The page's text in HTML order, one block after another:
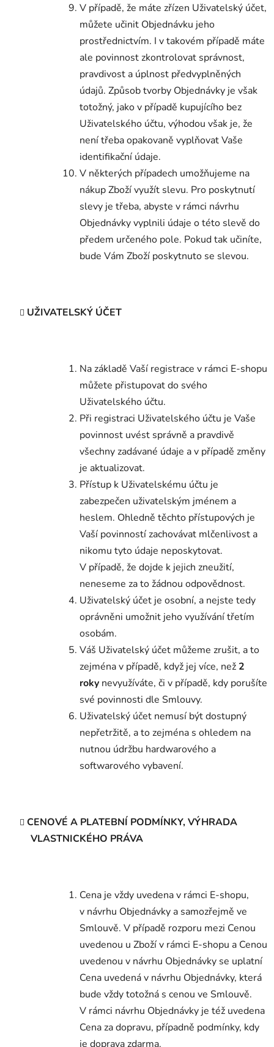
V případě, že máte zřízen Uživatelský účet,
můžete učinit Objednávku jeho
prostřednictvím. I v takovém případě máte
ale povinnost zkontrolovat správnost,
pravdivost a úplnost předvyplněných
údajů. Způsob tvorby Objednávky je však
totožný, jako v případě kupujícího bez
Uživatelského účtu, výhodou však je, že
není třeba opakovaně vyplňovat Vaše
identifikační údaje.
V některých případech umožňujeme na
nákup Zboží využít slevu. Pro poskytnutí
slevy je třeba, abyste v rámci návrhu
Objednávky vyplnili údaje o této slevě do
předem určeného pole. Pokud tak učiníte,
bude Vám Zboží poskytnuto se slevou.
UŽIVATELSKÝ ÚČET
Na základě Vaší registrace v rámci E-shopu
můžete přistupovat do svého
Uživatelského účtu.
Při registraci Uživatelského účtu je Vaše
povinnost uvést správně a pravdivě
všechny zadávané údaje a v případě změny
je aktualizovat.
Přístup k Uživatelskému účtu je
zabezpečen uživatelským jménem a
heslem. Ohledně těchto přístupových je
Vaší povinností zachovávat mlčenlivost a
nikomu tyto údaje neposkytovat.
V případě, že dojde k jejich zneužití,
neneseme za to žádnou odpovědnost.
Uživatelský účet je osobní, a nejste tedy
oprávněni umožnit jeho využívání třetím
osobám.
Váš Uživatelský účet můžeme zrušit, a to
zejména v případě, když jej více, než 2
roky nevyužíváte, či v případě, kdy porušíte
své povinnosti dle Smlouvy.
Uživatelský účet nemusí být dostupný
nepřetržitě, a to zejména s ohledem na
nutnou údržbu hardwarového a
softwarového vybavení.
CENOVÉ A PLATEBNÍ PODMÍNKY, VÝHRADA
VLASTNICKÉHO PRÁVA
Cena je vždy uvedena v rámci E-shopu,
v návrhu Objednávky a samozřejmě ve
Smlouvě. V případě rozporu mezi Cenou
uvedenou u Zboží v rámci E-shopu a Cenou
uvedenou v návrhu Objednávky se uplatní
Cena uvedená v návrhu Objednávky, která
bude vždy totožná s cenou ve Smlouvě.
V rámci návrhu Objednávky je též uvedena
Cena za dopravu, případně podmínky, kdy
je doprava zdarma.